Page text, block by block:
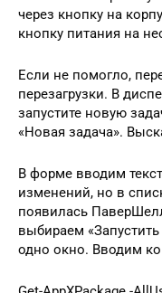
через кнопку на
кнопку питания на
Если не помогло,
перезагрузки. В
запустите новую
«Новая задача».
В форме вводим
изменений, но в
появилась
выбираем
одно окно. Вводим